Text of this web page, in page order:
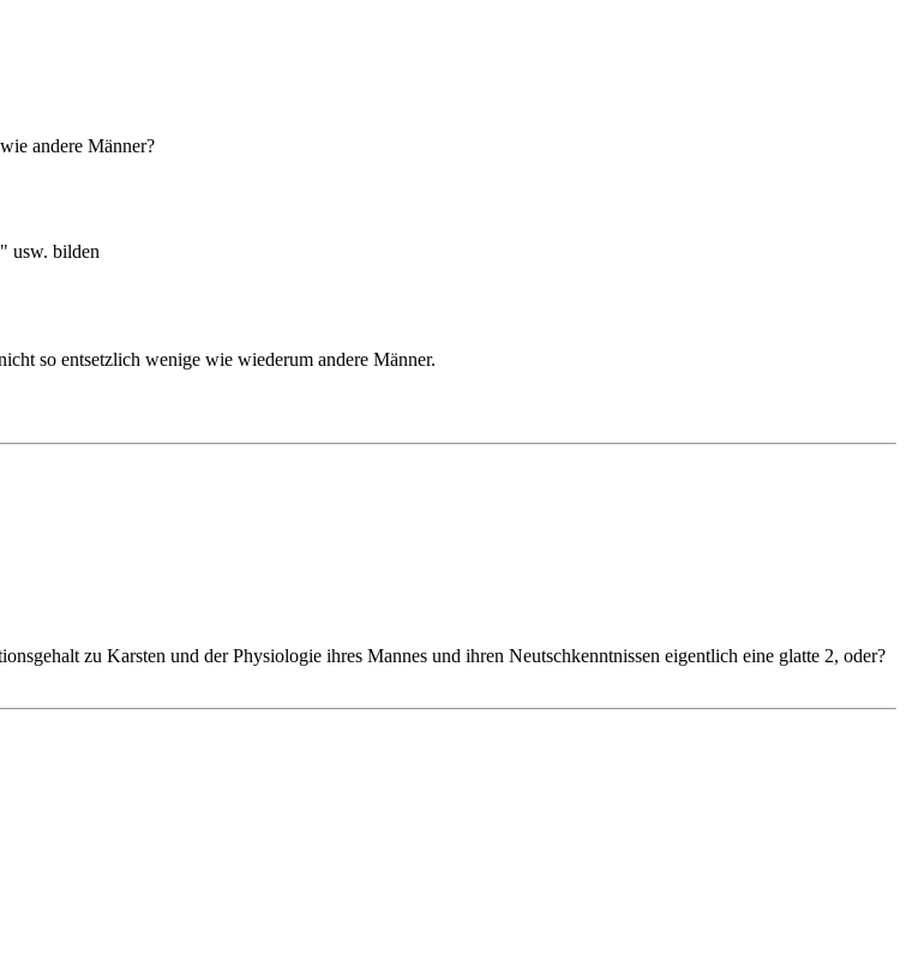
andere Männer?
usw. bilden
so entsetzlich wenige wie wiederum andere Männer.
zu Karsten und der Physiologie ihres Mannes und ihren Neutschkenntnissen eigentlich eine glatte 2, oder?